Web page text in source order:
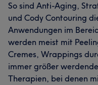
So sind Anti-Aging,
und Cody Contouring
Anwendungen im
werden meist mit
Cremes, Wrappings
immer größer
Therapien, bei denen